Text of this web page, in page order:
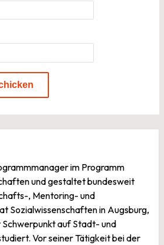
im Programm
und gestaltet bundesweit
, Mentoring- und
Sozialwissenschaften in Augsburg,
Schwerpunkt auf Stadt- und
Vor seiner Tätigkeit bei der